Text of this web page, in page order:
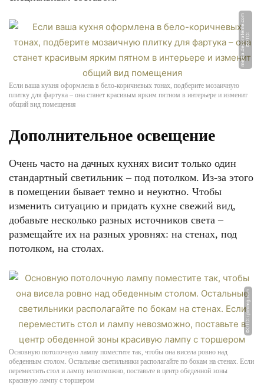
Ф
О
Т
О:
m
e
di
a.
d
e
c
o
r
a
t
e
m
e.
c
o
m
Если ваша кухня оформлена в бело-коричневых тонах, подберите мозаичную
плитку для фартука – она станет красивым ярким пятном в интерьере и изменит
общий вид помещения
Дополнительное освещение
Очень часто на дачных кухнях висит только один
стандартный светильник – под потолком. Из-за этого
в помещении бывает темно и неуютно. Чтобы
изменить ситуацию и придать кухне свежий вид,
добавьте несколько разных источников света –
размещайте их на разных уровнях: на стенах, под
потолком, на столах.
ФОТО: i.pinimg.com
Основную потолочную лампу поместите так, чтобы она висела ровно над
обеденным столом. Остальные светильники располагайте по бокам на стенах. Если
переместить стол и лампу невозможно, поставьте в центр обеденной зоны
красивую лампу с торшером